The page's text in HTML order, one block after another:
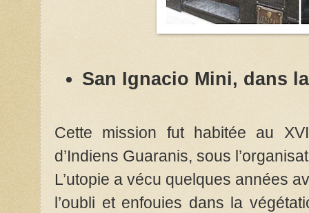
San Ignacio Mini, dans
Cette mission fut habitée au
d’Indiens Guaranis, sous
L’utopie a vécu quelques années
l’oubli et enfouies dans la